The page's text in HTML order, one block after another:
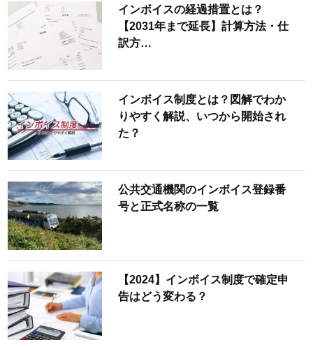
インボイスの経過措置とは？
【2031年まで延長】計算方法・仕
訳方…
インボイス制度とは？図解でわか
りやすく解説、いつから開始され
た？
公共交通機関のインボイス登録番
号と正式名称の一覧
【2024】インボイス制度で確定申
告はどう変わる？